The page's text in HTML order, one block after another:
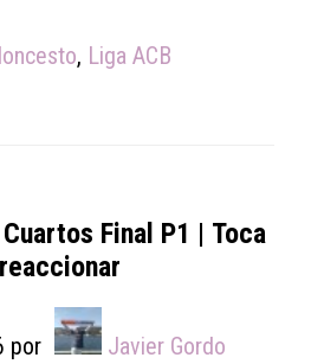
, Liga ACB
Final P1 | Toca
reaccionar
por Javier Gordo